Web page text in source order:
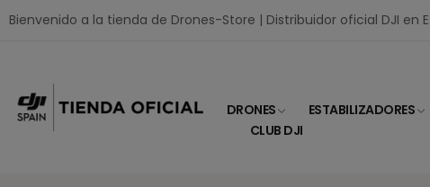
Bienvenido a la tienda de Drones-Store | Distribuidor oficial DJI en
DRONES ESTABILIZADORES
CLUB DJI